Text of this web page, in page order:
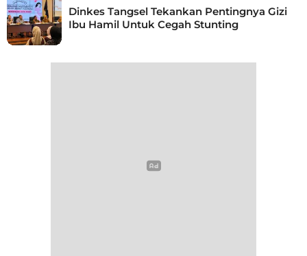
Dinkes Tangsel Tekankan Pentingnya Gizi
Ibu Hamil Untuk Cegah Stunting